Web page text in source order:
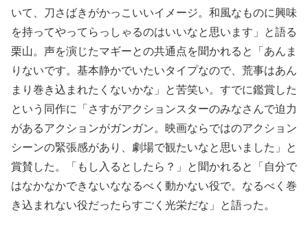
いて、刀さばきがかっこいいイメージ。和風なものに興味
を持ってやってらっしゃるのはいいなと思います」と語る
栗山。声を演じたマギーとの共通点を聞かれると「あんま
りないです。基本静かでいたいタイプなので、荒事はあん
まり巻き込まれたくないかな」と苦笑い。すでに鑑賞した
という同作に「さすがアクションスターのみなさんで迫力
があるアクションがガンガン。映画ならではのアクション
シーンの緊張感があり、劇場で観たいなと思いました」と
賞賛した。「もし入るとしたら？」と聞かれると「自分で
はなかなかできないななるべく動かない役で。なるべく巻
き込まれない役だったらすごく光栄だな」と語った。